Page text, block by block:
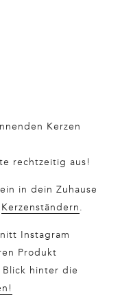
Kerzen
rechtzeitig aus!
in dein Zuhause
Kerzenständern.
Instagram
Produkt
hinter die